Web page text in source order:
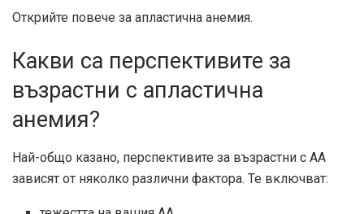
Открийте повече за апластична анемия.
Какви са перспективите за
възрастни с апластична
анемия?
Най-общо казано, перспективите за възрастни с АА
зависят от няколко различни фактора. Те включват: